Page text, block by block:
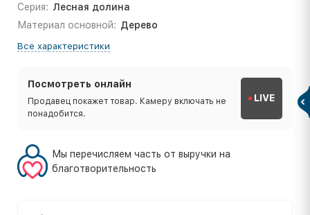
Серия: Лесная долина
Материал основной: Дерево
Все характеристики
Посмотреть онлайн
Продавец покажет товар. Камеру включать не
понадобится.
LIVE
Мы перечисляем часть от выручки на
благотворительность